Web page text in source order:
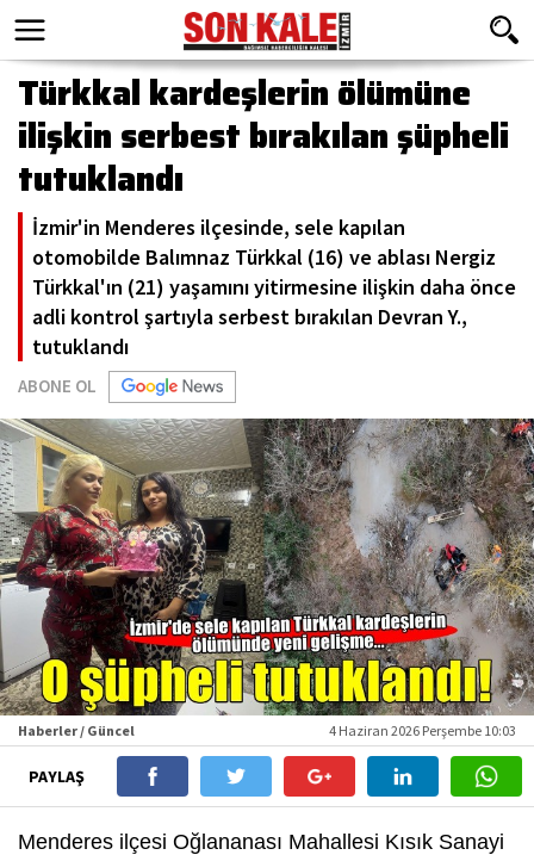
Türkkal kardeşlerin ölümüne
ilişkin serbest bırakılan şüpheli
tutuklandı
İzmir'in Menderes ilçesinde, sele kapılan
otomobilde Balımnaz Türkkal (16) ve ablası Nergiz
Türkkal'ın (21) yaşamını yitirmesine ilişkin daha önce
adli kontrol şartıyla serbest bırakılan Devran Y.,
tutuklandı
ABONE OL
Haberler / Güncel 4 Haziran 2026 Perşembe 10:03
PAYLAŞ
Menderes ilçesi Oğlananası Mahallesi Kısık Sanayi